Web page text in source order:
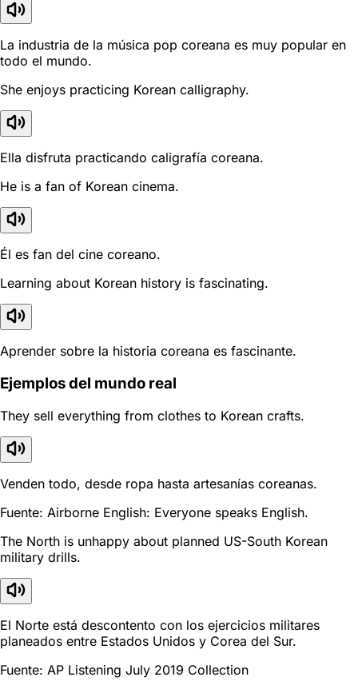
La industria de la música pop coreana es muy popular en
todo el mundo.
She enjoys practicing Korean calligraphy.
Ella disfruta practicando caligrafía coreana.
He is a fan of Korean cinema.
Él es fan del cine coreano.
Learning about Korean history is fascinating.
Aprender sobre la historia coreana es fascinante.
Ejemplos del mundo real
They sell everything from clothes to Korean crafts.
Venden todo, desde ropa hasta artesanías coreanas.
Fuente: Airborne English: Everyone speaks English.
The North is unhappy about planned US-South Korean
military drills.
El Norte está descontento con los ejercicios militares
planeados entre Estados Unidos y Corea del Sur.
Fuente: AP Listening July 2019 Collection